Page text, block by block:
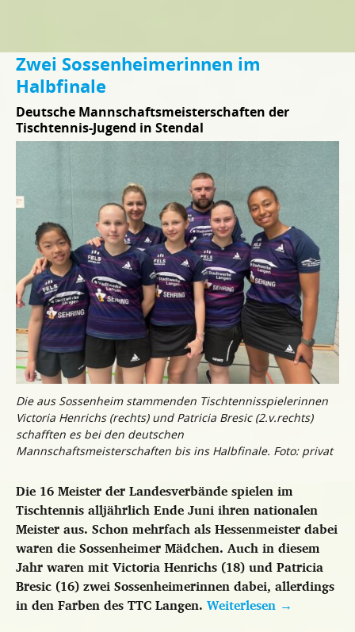
Zwei Sossenheimerinnen im
Halbfinale
Deutsche Mannschaftsmeisterschaften der
Tischtennis-Jugend in Stendal
Die aus Sossenheim stammenden Tischtennisspielerinnen
Victoria Henrichs (rechts) und Patricia Bresic (2.v.rechts)
schafften es bei den deutschen
Mannschaftsmeisterschaften bis ins Halbfinale. Foto: privat
Die 16 Meister der Landesverbände spielen im
Tischtennis alljährlich Ende Juni ihren nationalen
Meister aus. Schon mehrfach als Hessenmeister dabei
waren die Sossenheimer Mädchen. Auch in diesem
Jahr waren mit Victoria Henrichs (18) und Patricia
Bresic (16) zwei Sossenheimerinnen dabei, allerdings
in den Farben des TTC Langen. Weiterlesen →